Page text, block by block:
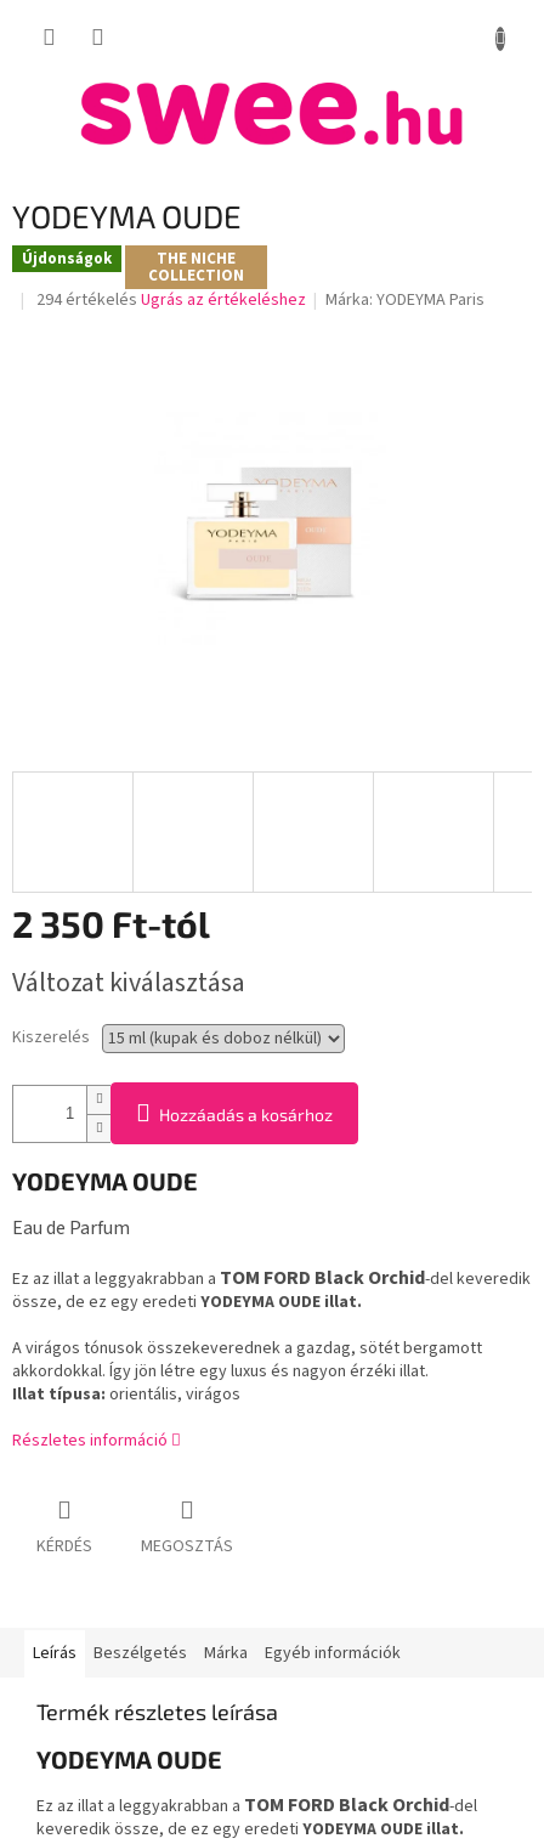
KOSÁR
YODEYMA OUDE
Újdonságok THE NICHE
COLLECTION
A
294 értékelés Ugrás az értékeléshez Márka:YODEYMA Paris
2 350 Ft-tól
Változat kiválasztása
Kiszerelés
Hozzáadás a kosárhoz
YODEYMA OUDE
Eau de Parfum
Ez az illat a leggyakrabban a TOM FORD Black Orchid-del keveredik
össze, de ez egy eredeti YODEYMA OUDE illat.
A virágos tónusok összekeverednek a gazdag, sötét bergamott
akkordokkal. Így jön létre egy luxus és nagyon érzéki illat.
Illat típusa: orientális, virágos
Részletes információ
KÉRDÉS MEGOSZTÁS
Leírás Beszélgetés Márka Egyéb információk
Termék részletes leírása
YODEYMA OUDE
Ez az illat a leggyakrabban a TOM FORD Black Orchid-del
keveredik össze, de ez egy eredeti YODEYMA OUDE illat.